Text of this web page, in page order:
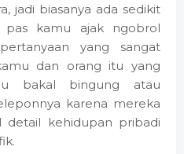
jadi biasanya ada sedikit
pas kamu ajak ngobrol
yang sangat
dan orang itu yang
bakal bingung atau
karena mereka
detail kehidupan pribadi